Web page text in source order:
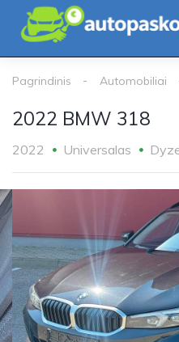
Pagrindinis Automobiliai
2022 BMW 318
2022 Universalas